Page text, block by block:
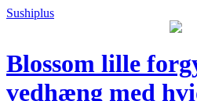
Sushiplus
Blossom lille
vedhæng med